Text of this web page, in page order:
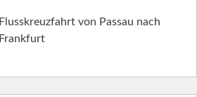
Flusskreuzfahrt von Passau nach
Frankfurt